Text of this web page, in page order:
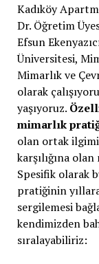
Kadıköy
Dr. Öğretim
Efsun
Üniversitesi,
Mimarlık ve
olarak
yaşıyoruz.
mimarlık
olan ortak
karşılığına
Spesifik olarak
pratiğinin
sergilemesi
kendimizden
sıralayabiliriz: